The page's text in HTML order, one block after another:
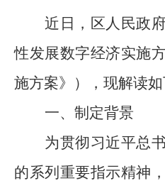
近日，区人民政
性发展数字经济实施
施方案》），现解读如
一、制定背景
为贯彻习近平总
的系列重要指示精神